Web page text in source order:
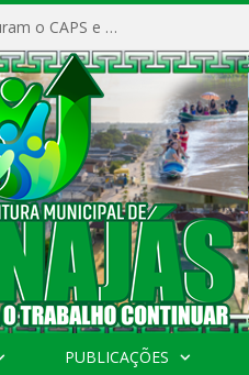
Prefeito Vivaldo Mendes e vice-prefeito Quito inauguram o CAPS e fortalecem a saúde pública em Anajás.
PUBLICAÇÕES